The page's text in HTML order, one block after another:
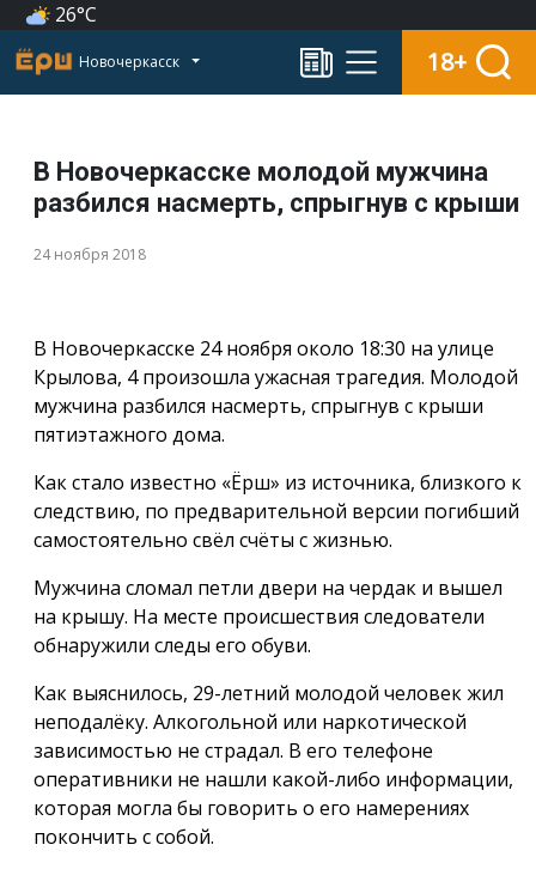
26°C
Новочеркасск 18+
В Новочеркасске молодой мужчина
разбился насмерть, спрыгнув с крыши
24 ноября 2018
В Новочеркасске 24 ноября около 18:30 на улице
Крылова, 4 произошла ужасная трагедия. Молодой
мужчина разбился насмерть, спрыгнув с крыши
пятиэтажного дома.
Как стало известно «Ёрш» из источника, близкого к
следствию, по предварительной версии погибший
самостоятельно свёл счёты с жизнью.
Мужчина сломал петли двери на чердак и вышел
на крышу. На месте происшествия следователи
обнаружили следы его обуви.
Как выяснилось, 29-летний молодой человек жил
неподалёку. Алкогольной или наркотической
зависимостью не страдал. В его телефоне
оперативники не нашли какой-либо информации,
которая могла бы говорить о его намерениях
покончить с собой.